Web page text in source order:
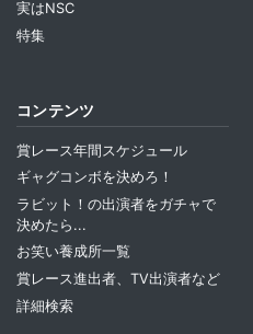
実はNSC
特集
コンテンツ
賞レース年間スケジュール
ギャグコンボを決めろ！
ラビット！の出演者をガチャで
決めたら...
お笑い養成所一覧
賞レース進出者、TV出演者など
詳細検索